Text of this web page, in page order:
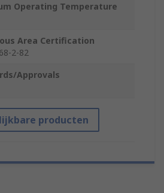
Operating Temperature
Area Certification
2-82
Approvals
producten